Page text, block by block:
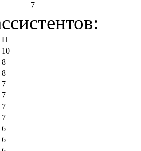
7
П
10
8
8
7
7
7
7
6
6